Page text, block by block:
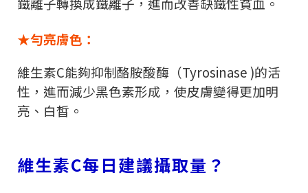
★勻亮膚色：
維生素C能夠抑制酪胺酸酶（Tyrosinase )的活
性，進而減少黑色素形成，使皮膚變得更加明
亮、白皙。
維生素C每日建議攝取量？